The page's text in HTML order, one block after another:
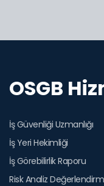
OSGB
İş Güvenliği Uzmanlığı
İş Yeri Hekimliği
İş Görebilirlik Raporu
Risk Analiz